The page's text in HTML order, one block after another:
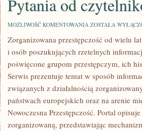
Pytania od
MOŻLIWOŚĆ KOMENTOWANIA PYTANIA
CZYTELNIKÓW
ZOSTAŁA
Zorganizowana przestępczość od wielu
i osób poszukujących rzetelnych
poświęcone grupom przestępczym, ich
Serwis prezentuje temat w sposób
związanych z działalnością
państwach europejskich oraz na arenie
Nowoczesna Przestępczość. Portal
zorganizowaną, przedstawiając